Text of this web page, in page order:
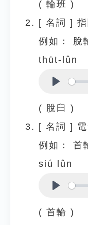
( 輪班 )
[ 名詞 ] 指
例如：
脫
thu̍t-lûn
( 脫臼 )
[ 名詞 ]
例如：
首
siú lûn
( 首輪 )